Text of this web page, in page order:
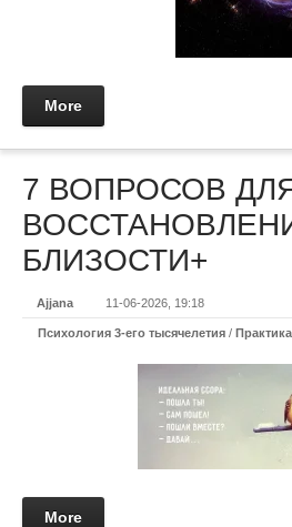
More
7 ВОПРОСОВ
БЛИЗОСТИ+
Ajjana 11-06-2026, 19:18
Психология 3-его тысячелетия / Практикa
More